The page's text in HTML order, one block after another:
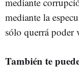
mediante la
sólo querrá
También te